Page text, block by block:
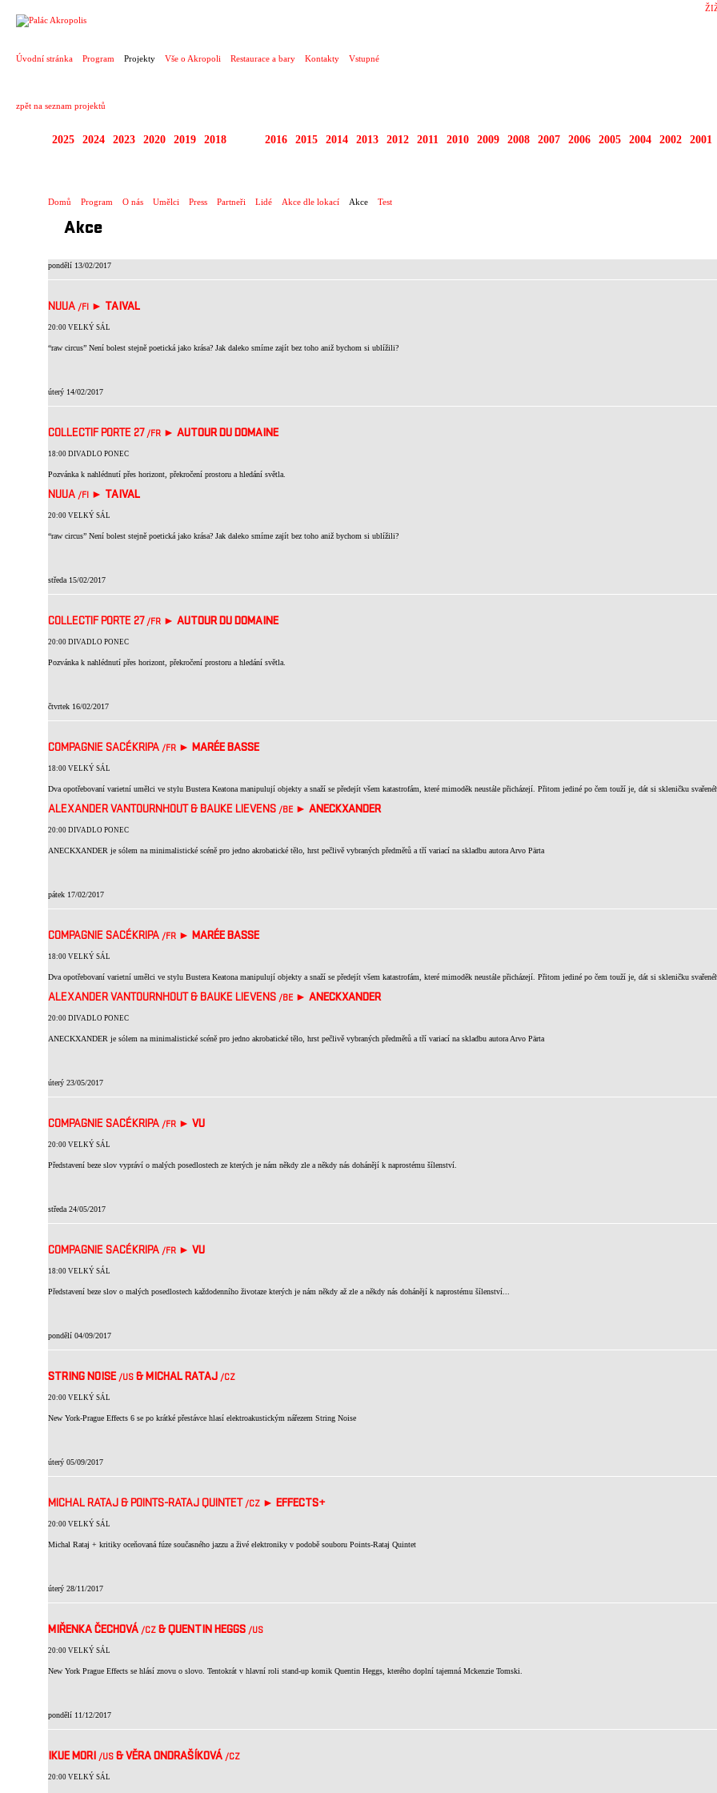
Úvodní stránka Program Projekty Vše o Akropoli Restaurace a bary Kontakty Vstupné
zpět na seznam projektů
2025 2024 2023 2020 2019 2018 2016 2015 2014 2013 2012 2011 2010 2009 2008 2007 2006 2005 2004 2002 2001
Domů Program O nás Umělci Press Partneři Lidé Akce dle lokací Akce Test
Akce
pondělí 13/02/2017
NUUA /FI ► TAIVAL
20:00 VELKÝ SÁL
“raw circus” Není bolest stejně poetická jako krása? Jak daleko smíme zajít bez toho aniž bychom si ublížili?
úterý 14/02/2017
COLLECTIF PORTE 27/FR ► AUTOUR DU DOMAINE
18:00 DIVADLO PONEC
Pozvánka k nahlédnutí přes horizont, překročení prostoru a hledání světla.
NUUA /FI ► TAIVAL
20:00 VELKÝ SÁL
“raw circus” Není bolest stejně poetická jako krása? Jak daleko smíme zajít bez toho aniž bychom si ublížili?
středa 15/02/2017
COLLECTIF PORTE 27/FR ► AUTOUR DU DOMAINE
20:00 DIVADLO PONEC
Pozvánka k nahlédnutí přes horizont, překročení prostoru a hledání světla.
čtvrtek 16/02/2017
COMPAGNIE SACÉKRIPA /FR ► MARÉE BASSE
18:00 VELKÝ SÁL
Dva opotřebovaní varietní umělci ve stylu Bustera Keatona manipulují objekty a snaží se předejít všem katastrofám, které mimoděk neustále přicházejí. Přitom jediné po čem touží je, dát si skleničku
ALEXANDER VANTOURNHOUT & BAUKE LIEVENS /BE ► ANECKXANDER
20:00 DIVADLO PONEC
ANECKXANDER je sólem na minimalistické scéně pro jedno akrobatické tělo, hrst pečlivě vybraných předmětů a tří variací na skladbu autora Arvo Pärta
pátek 17/02/2017
COMPAGNIE SACÉKRIPA /FR ► MARÉE BASSE
18:00 VELKÝ SÁL
Dva opotřebovaní varietní umělci ve stylu Bustera Keatona manipulují objekty a snaží se předejít všem katastrofám, které mimoděk neustále přicházejí. Přitom jediné po čem touží je, dát si skleničku
ALEXANDER VANTOURNHOUT & BAUKE LIEVENS /BE ► ANECKXANDER
20:00 DIVADLO PONEC
ANECKXANDER je sólem na minimalistické scéně pro jedno akrobatické tělo, hrst pečlivě vybraných předmětů a tří variací na skladbu autora Arvo Pärta
úterý 23/05/2017
COMPAGNIE SACÉKRIPA /FR ► VU
20:00 VELKÝ SÁL
Představení beze slov vypráví o malých posedlostech ze kterých je nám někdy zle a někdy nás dohánějí k naprostému šílenství.
středa 24/05/2017
COMPAGNIE SACÉKRIPA /FR ► VU
18:00 VELKÝ SÁL
Představení beze slov o malých posedlostech každodenního životaze kterých je nám někdy až zle a někdy nás dohánějí k naprostému šílenství...
pondělí 04/09/2017
STRING NOISE /US & MICHAL RATAJ /CZ
20:00 VELKÝ SÁL
New York-Prague Effects 6 se po krátké přestávce hlasí elektroakustickým nářezem String Noise
úterý 05/09/2017
MICHAL RATAJ & POINTS-RATAJ QUINTET/CZ ► EFFECTS+
20:00 VELKÝ SÁL
Michal Rataj + kritiky oceňovaná fúze současného jazzu a živé elektroniky v podobě souboru Points-Rataj Quintet
úterý 28/11/2017
MIŘENKA ČECHOVÁ /CZ & QUENTIN HEGGS /US
20:00 VELKÝ SÁL
New York Prague Effects se hlásí znovu o slovo. Tentokrát v hlavní roli stand-up komik Quentin Heggs, kterého doplní tajemná Mckenzie Tomski.
pondělí 11/12/2017
IKUE MORI /US & VĚRA ONDRAŠÍKOVÁ /CZ
20:00 VELKÝ SÁL